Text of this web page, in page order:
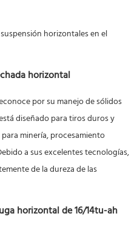
horizontales en el
horizontal
por su manejo de sólidos
diseñado para tiros duros y
minería, procesamiento
a sus excelentes tecnologías,
de la dureza de las
horizontal de 16/14tu-ah